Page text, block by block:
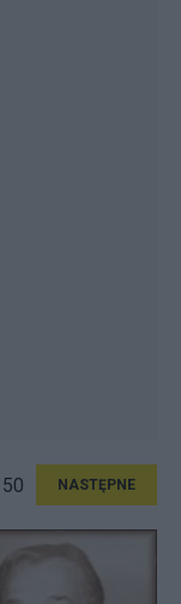
NASTĘPNE